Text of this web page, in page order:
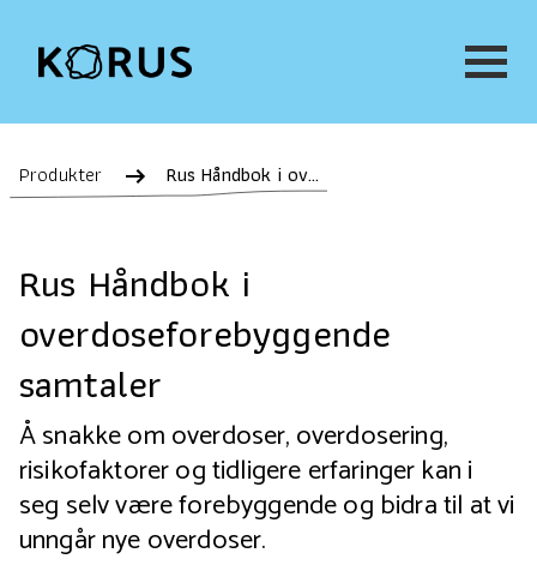
Produkter Rus Håndbok i overdoseforebyggende samtaler
Rus Håndbok i
overdoseforebyggende
samtaler
Å snakke om overdoser, overdosering,
risikofaktorer og tidligere erfaringer kan i
seg selv være forebyggende og bidra til at vi
unngår nye overdoser.